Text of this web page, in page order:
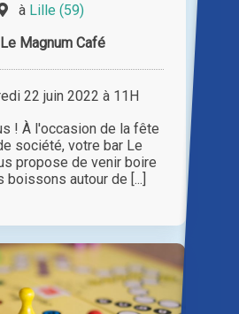
à Lille (59)
Le Magnum Café
22 juin 2022 à 11H
! À l'occasion de la fête
société, votre bar Le
propose de venir boire
boissons autour de [...]